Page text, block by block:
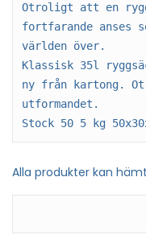
Otroligt att en
fortfarande anses
världen över.
Klassisk 35l
ny från kartong.
utformandet.
Stock 50 5 kg
Alla produkter kan